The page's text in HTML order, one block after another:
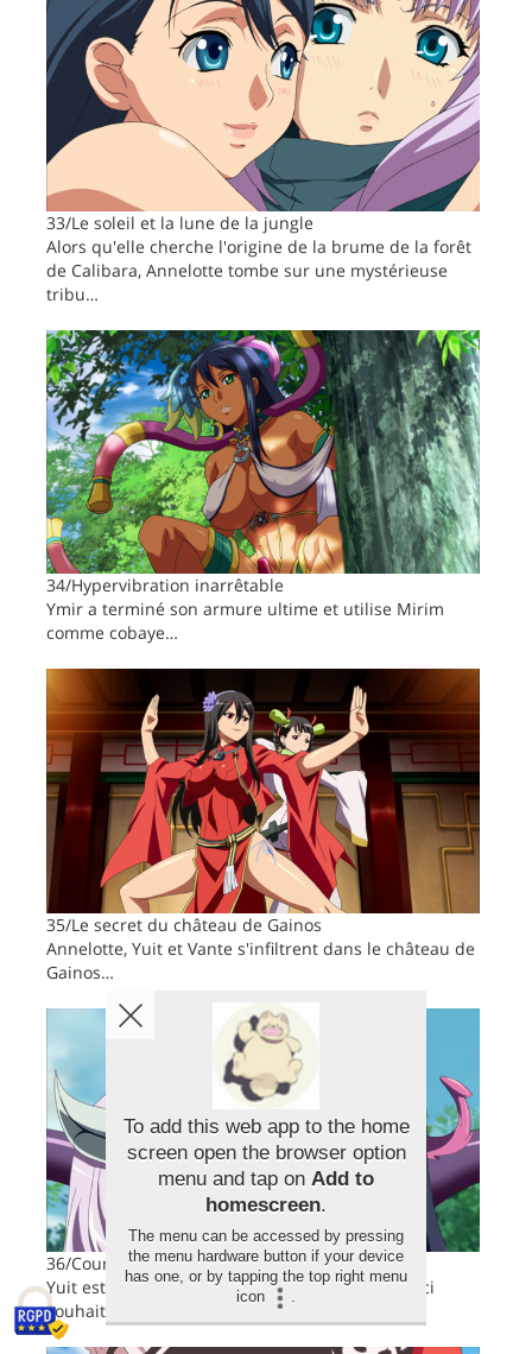
33/Le soleil et la lune de la jungle
Alors qu'elle cherche l'origine de la brume de la forêt
de Calibara, Annelotte tombe sur une mystérieuse
tribu…
34/Hypervibration inarrêtable
Ymir a terminé son armure ultime et utilise Mirim
comme cobaye…
35/Le secret du château de Gainos
Annelotte, Yuit et Vante s'infiltrent dans le château de
Gainos…
36/Couronne de fleurs et pouvoir caché
Yuit est déterminée à sauver Mirim, mais celle-ci
souhaite rester au service d'Ymir…
To add this web app to the home
screen open the browser option
menu and tap on Add to
homescreen.
The menu can be accessed by pressing
the menu hardware button if your device
has one, or by tapping the top right menu
icon
.